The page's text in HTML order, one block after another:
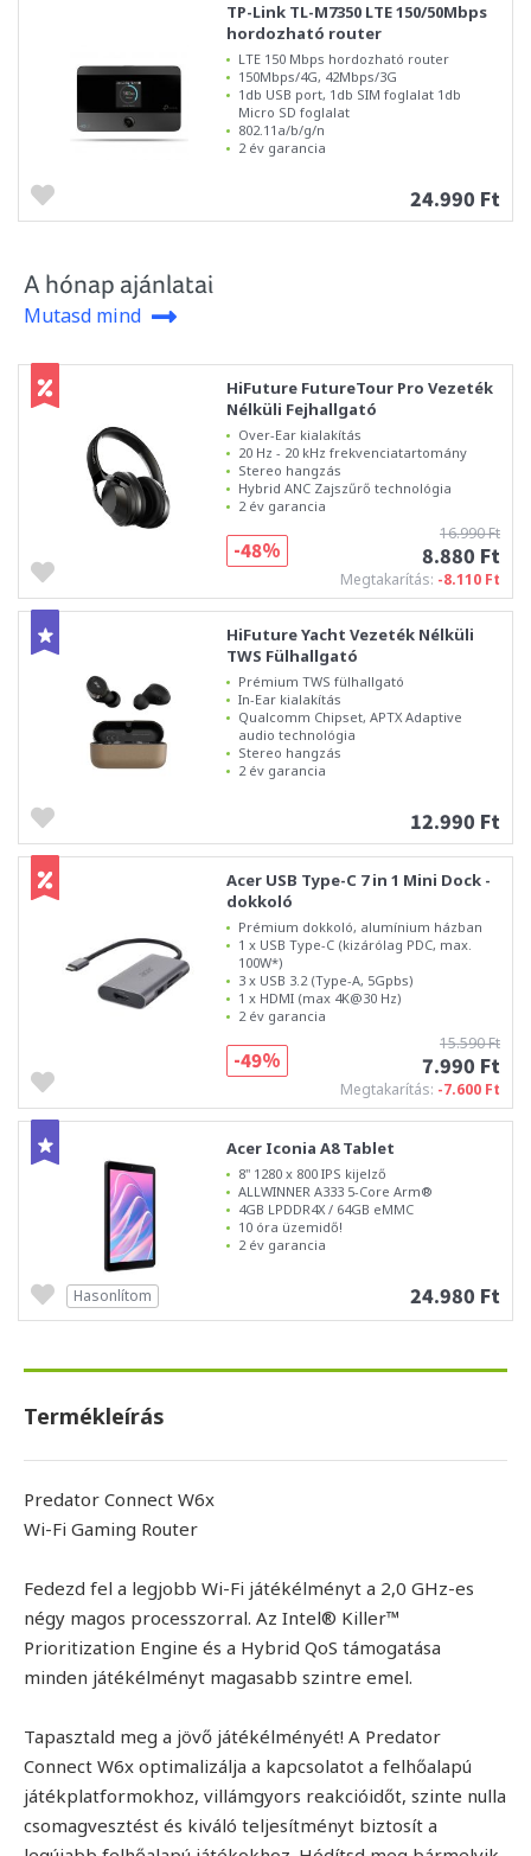
TP-Link TL-M7350 LTE 150/50Mbps
hordozható router
LTE 150 Mbps hordozható router
150Mbps/4G, 42Mbps/3G
1db USB port, 1db SIM foglalat 1db
Micro SD foglalat
802.11a/b/g/n
2 év garancia
24.990 Ft
A hónap ajánlatai
Mutasd mind
HiFuture FutureTour Pro Vezeték
Nélküli Fejhallgató
Over-Ear kialakítás
20 Hz - 20 kHz frekvenciatartomány
Stereo hangzás
Hybrid ANC Zajszűrő technológia
2 év garancia
16.990 Ft
8.880 Ft
Megtakarítás: -8.110 Ft
-48%
HiFuture Yacht Vezeték Nélküli
TWS Fülhallgató
Prémium TWS fülhallgató
In-Ear kialakítás
Qualcomm Chipset, APTX Adaptive
audio technológia
Stereo hangzás
2 év garancia
12.990 Ft
Acer USB Type-C 7 in 1 Mini Dock -
dokkoló
Prémium dokkoló, alumínium házban
1 x USB Type-C (kizárólag PDC, max.
100W*)
3 x USB 3.2 (Type-A, 5Gpbs)
1 x HDMI (max 4K@30 Hz)
2 év garancia
15.590 Ft
7.990 Ft
Megtakarítás: -7.600 Ft
-49%
Acer Iconia A8 Tablet
8" 1280 x 800 IPS kijelző
ALLWINNER A333 5-Core Arm®
4GB LPDDR4X / 64GB eMMC
10 óra üzemidő!
2 év garancia
24.980 Ft
Hasonlítom
Termékleírás
Predator Connect W6x
Wi-Fi Gaming Router
Fedezd fel a legjobb Wi-Fi játékélményt a 2,0 GHz-es
négy magos processzorral. Az Intel® Killer™
Prioritization Engine és a Hybrid QoS támogatása
minden játékélményt magasabb szintre emel.
Tapasztald meg a jövő játékélményét! A Predator
Connect W6x optimalizálja a kapcsolatot a felhőalapú
játékplatformokhoz, villámgyors reakcióidőt, szinte nulla
csomagvesztést és kiváló teljesítményt biztosít a